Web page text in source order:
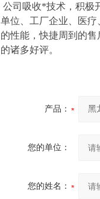
公司吸收*技术，积极
单位、工厂企业、医
的性能，快捷周到的
的诸多好评。
产品：
您的单位：
您的姓名：